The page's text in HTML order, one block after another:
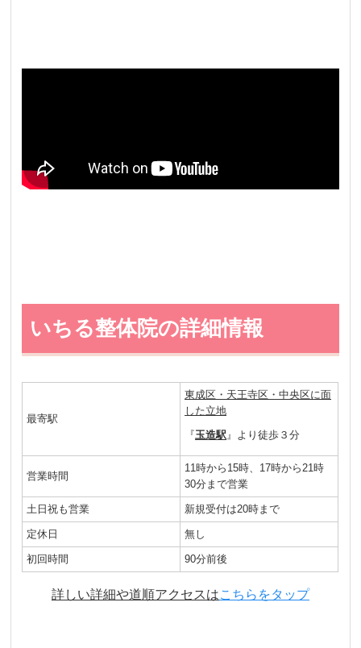
いちる整体院の詳細情報
最寄駅
東成区・天王寺区・中央区に面
した立地
『玉造駅 』より徒歩３分
営業時間
11時から15時、17時から21時
30分まで営業
土日祝も営業 新規受付は20時まで
定休日 無し
初回時間 90分前後
詳しい詳細や道順アクセスはこちらをタップ